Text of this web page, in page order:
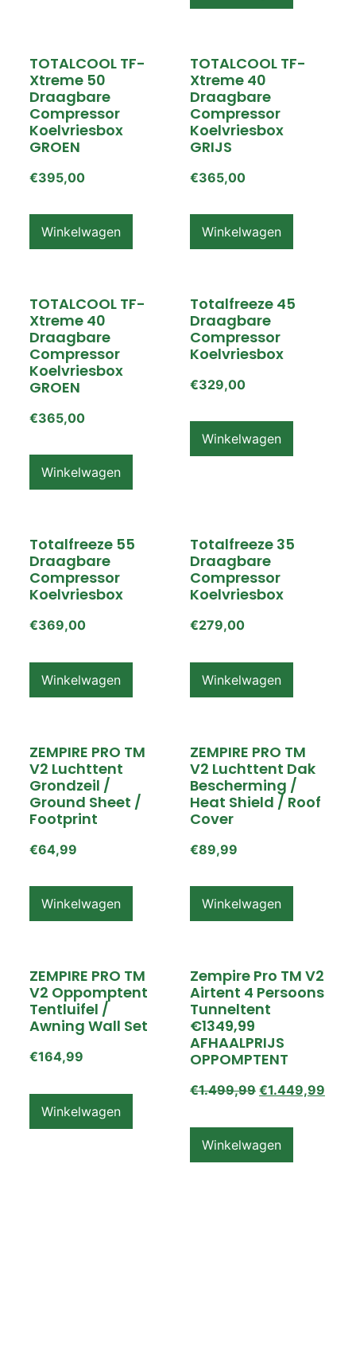
TOTALCOOL TF-
Xtreme 50
Draagbare
Compressor
Koelvriesbox
GROEN
€395,00
Winkelwagen
TOTALCOOL TF-
Xtreme 40
Draagbare
Compressor
Koelvriesbox
GRIJS
€365,00
Winkelwagen
TOTALCOOL TF-
Xtreme 40
Draagbare
Compressor
Koelvriesbox
GROEN
€365,00
Winkelwagen
Totalfreeze 45
Draagbare
Compressor
Koelvriesbox
€329,00
Winkelwagen
Totalfreeze 55
Draagbare
Compressor
Koelvriesbox
€369,00
Winkelwagen
Totalfreeze 35
Draagbare
Compressor
Koelvriesbox
€279,00
Winkelwagen
ZEMPIRE PRO TM
V2 Luchttent
Grondzeil /
Ground Sheet /
Footprint
€64,99
Winkelwagen
ZEMPIRE PRO TM
V2 Luchttent Dak
Bescherming /
Heat Shield / Roof
Cover
€89,99
Winkelwagen
ZEMPIRE PRO TM
V2 Oppomptent
Tentluifel /
Awning Wall Set
€164,99
Winkelwagen
Zempire Pro TM V2
Airtent 4 Persoons
Tunneltent
€1349,99
AFHAALPRIJS
OPPOMPTENT
€1.499,99 €1.449,99
Winkelwagen